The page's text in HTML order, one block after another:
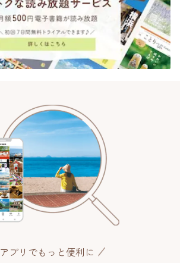
アプリでもっと便利に